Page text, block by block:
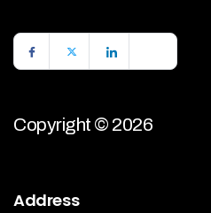
Copyright © 2026
Address